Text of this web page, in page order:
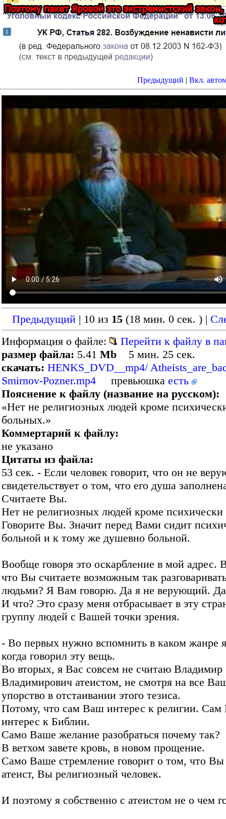
Предыдущий | Вкл.
Предыдущий | 10 из 15 (18 мин. 0 сек. ) |
Информация о файле:
Перейти к файлу в
размер файла: 5.41 Mb 5 мин. 25 сек.
скачать: HENKS_DVD__mp4/
Smirnov-Pozner.mp4 превьюшка есть
Пояснение к файлу (название на русском):
«Нет не религиозных людей кроме
больных.»
Коммертарий к файлу:
не указано
Цитаты из файла:
53 сек. - Если человек говорит, что он не
свидетельствует о том, что его душа
Считаете Вы.
Нет не религиозных людей кроме
Говорите Вы. Значит перед Вами сидит
больной и к тому же душевно больной.
Вообще говоря это оскарбление в мой адрес.
что Вы считаете возможным так
людьми? Я Вам говорю. Да я не верующий. Да
И что? Это сразу меня отбрасывает в эту
группу людей с Вашей точки зрения.
- Во первых нужно вспомнить в каком жанре
когда говорил эту вещь.
Во вторых, я Вас совсем не считаю Владимир
Владимирович атеистом, не смотря на все
упорство в отстаивании этого тезиса.
Потому, что сам Ваш интерес к религии.
интерес к Библии.
Само Ваше желание разобраться почему так?
В ветхом завете кровь, в новом прощение.
Само Ваше стремление говорит о том, что
атеист, Вы религиозный человек.
И поэтому я собственно с атеистом не о чем